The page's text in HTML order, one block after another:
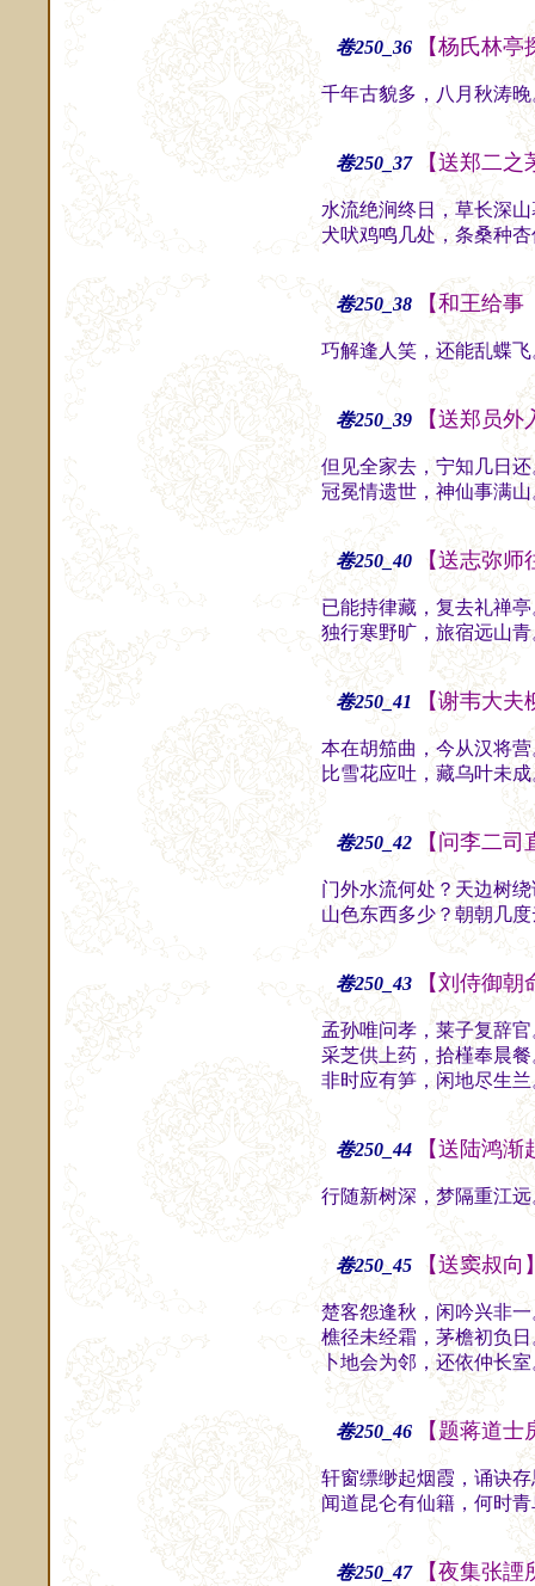
卷250_36 【杨氏林
千年古貌多，八月秋涛
卷250_37 【送郑二之
水流绝涧终日，草长深
犬吠鸡鸣几处，条桑种
卷250_38 【和王给
巧解逢人笑，还能乱蝶
卷250_39 【送郑员
但见全家去，宁知几日
冠冕情遗世，神仙事满
卷250_40 【送志弥师
已能持律藏，复去礼禅
独行寒野旷，旅宿远山
卷250_41 【谢韦大夫
本在胡笳曲，今从汉将
比雪花应吐，藏乌叶未
卷250_42 【问李二
门外水流何处？天边树
山色东西多少？朝朝几
卷250_43 【刘侍御
孟孙唯问孝，莱子复辞
采芝供上药，拾槿奉晨
非时应有笋，闲地尽生
卷250_44 【送陆鸿渐
行随新树深，梦隔重江
卷250_45 【送窦叔向
楚客怨逢秋，闲吟兴非
樵径未经霜，茅檐初负
卜地会为邻，还依仲长室
卷250_46 【题蒋道士
轩窗缥缈起烟霞，诵诀
闻道昆仑有仙籍，何时
卷250_47 【夜集张